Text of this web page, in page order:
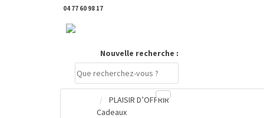
04 77 60 98 17
Nouvelle recherche :
PLAISIR D’OFFRIR
Cadeaux